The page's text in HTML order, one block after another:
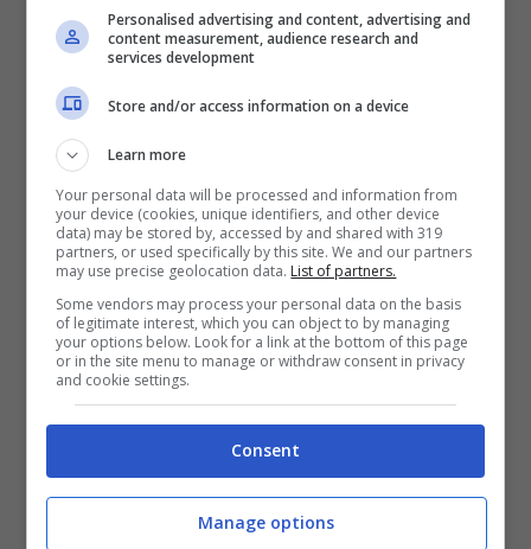
Queen Letizia, in occasione dell’incontro con
Fidela Miròn Torrente, ha indossato una
maglia a sfondo bianco con unafinta stampa
cachemire, su cui erano richiamati fiori con
nuancesrosa, viola e verde. La blusa
presentava inoltre uno scollo tondo, delle
maniche modello francese e un’apertura sul
retro, dando l’impressione di cadere
morbidamente, in linea con la freschezza
Personalised advertising and content, advertising and
content measurement, audience research and
services development
Store and/or access information on a device
Learn more
Your personal data will be processed and information from
your device (cookies, unique identifiers, and other device
data) may be stored by, accessed by and shared with 319
partners, or used specifically by this site. We and our partners
may use precise geolocation data. List of partners.
Some vendors may process your personal data on the basis
of legitimate interest, which you can object to by managing
your options below. Look for a link at the bottom of this page
or in the site menu to manage or withdraw consent in privacy
and cookie settings.
Consent
Manage options